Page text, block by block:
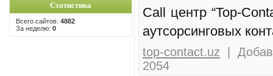
Статистика
Всего сайтов: 4882
За неделю: 0
Call центр “Top-
аутсорсинговых
top-contact.uz |
2054